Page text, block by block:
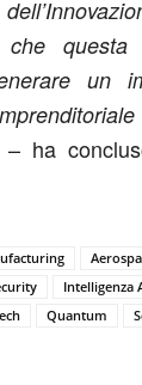
questa
un
ha
Intelligenza
Quantum